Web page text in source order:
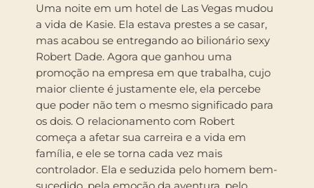
Uma noite em um hotel de Las Vegas mudou
a vida de Kasie. Ela estava prestes a se casar,
mas acabou se entregando ao bilionário sexy
Robert Dade. Agora que ganhou uma
promoção na empresa em que trabalha, cujo
maior cliente é justamente ele, ela percebe
que poder não tem o mesmo significado para
os dois. O relacionamento com Robert
começa a afetar sua carreira e a vida em
família, e ele se torna cada vez mais
controlador. Ela e seduzida pelo homem bem-